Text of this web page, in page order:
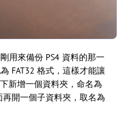
用來備份 PS4 資料的那一
FAT32 格式，這樣才能讓
新增一個資料夾，命名為
再開一個子資料夾，取名為